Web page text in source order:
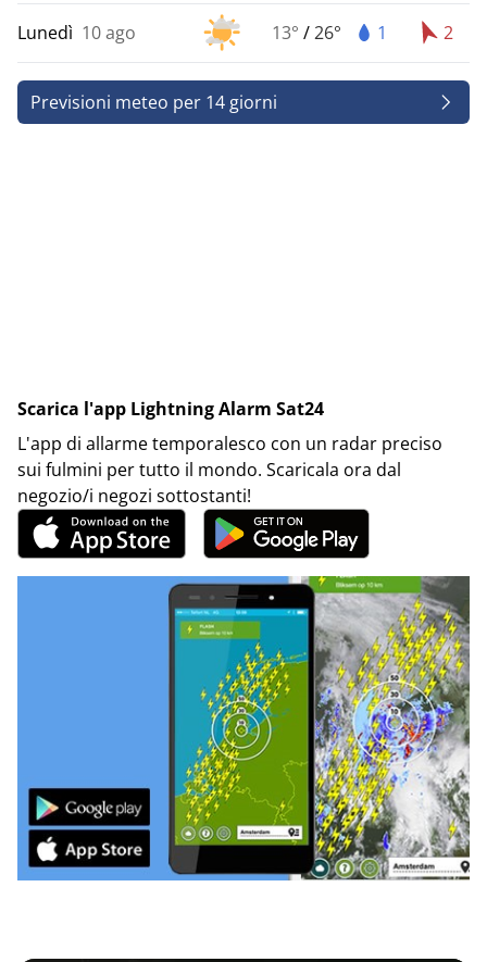
Lunedì 10 ago 13° /26° 1 2
Previsioni meteo per 14 giorni
Scarica l'app Lightning Alarm Sat24
L'app di allarme temporalesco con un radar preciso
sui fulmini per tutto il mondo. Scaricala ora dal
negozio/i negozi sottostanti!